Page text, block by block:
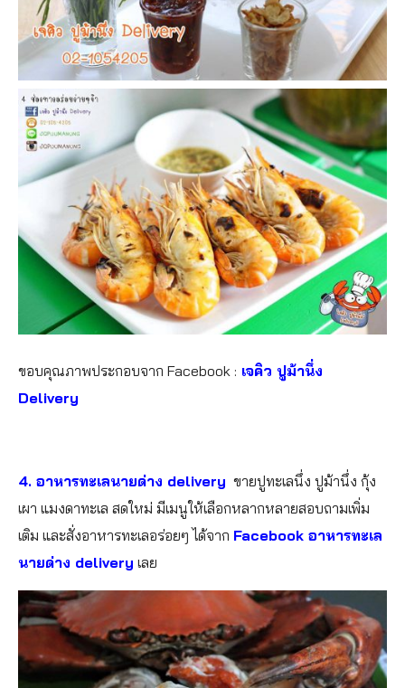
ขอบคุณภาพประกอบจาก Facebook : เจคิว ปูม้านึ่ง
Delivery
4. อาหารทะเลนายด่าง delivery ขายปูทะเลนึ่ง ปูม้านึ่ง กุ้ง
เผา แมงดาทะเล สดใหม่ มีเมนูให้เลือกหลากหลายสอบถามเพิ่ม
เติม และสั่งอาหารทะเลอร่อยๆ ได้จาก Facebook อาหารทะเล
นายด่าง delivery เลย